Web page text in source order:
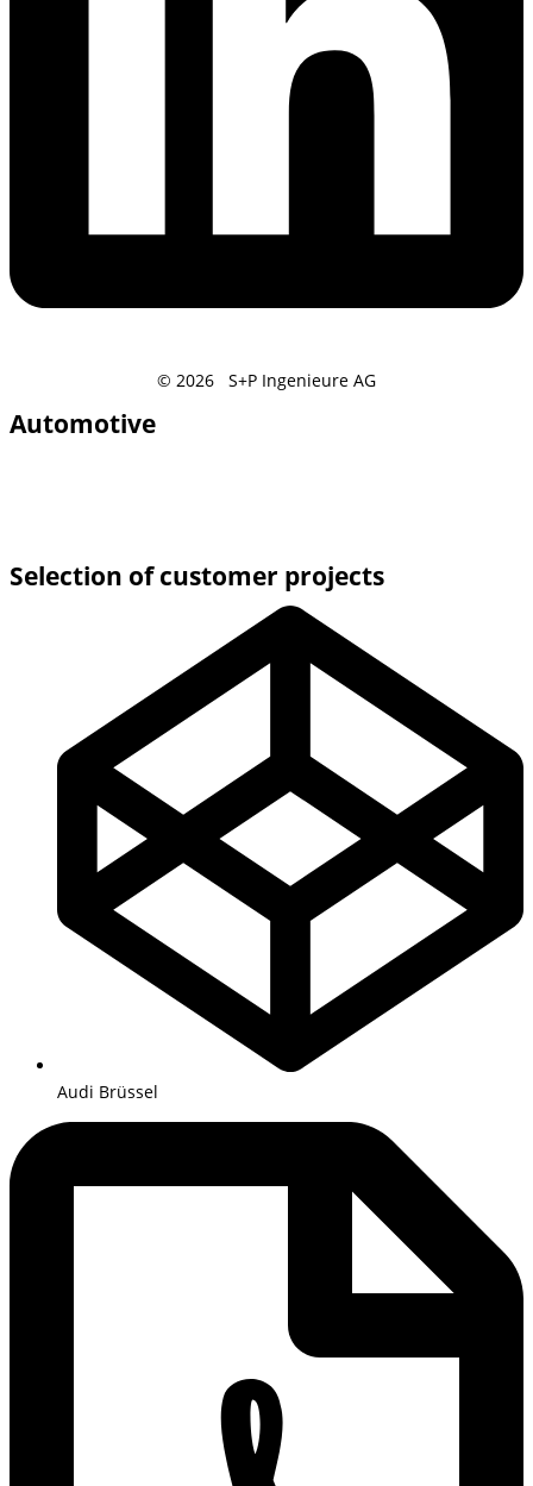
© 2026 S+P Ingenieure AG
Automotive
Selection of customer projects
Audi Brüssel